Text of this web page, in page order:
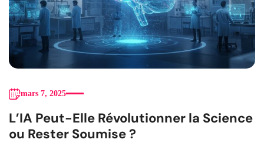
mars 7, 2025
L’IA Peut-Elle Révolutionner la Science
ou Rester Soumise ?